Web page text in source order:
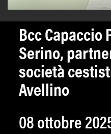
Bcc Capaccio
Serino,
società
Avellino
08 ottobre